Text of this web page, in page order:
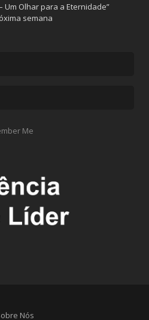
Um Olhar para a Eternidade”
semana
Me
Nós